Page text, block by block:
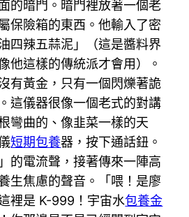
的暗門。暗門裡放著一個老
保險箱的東西。他輸入了密
四辣五蒜泥」（這是醬料界
他這樣的傳統派才會用）。
有黃金，只有一個閃爍著詭
這儀器很像一個老式的對講
彎曲的、像韭菜一樣的天
短期包養器，按下通話鈕。
電流聲，接著傳來一陣高
生焦慮的聲音。「喂！是廖
裡是 K-999！宇宙水包養金